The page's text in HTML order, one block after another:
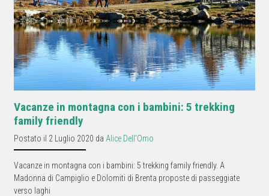
Vacanze in montagna con i bambini: 5 trekking
family friendly
Postato il 2 Luglio 2020 da Alice Dell'Omo
Vacanze in montagna con i bambini: 5 trekking family friendly. A
Madonna di Campiglio e Dolomiti di Brenta proposte di passeggiate
verso laghi